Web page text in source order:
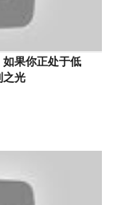
如果你正处于低
之光